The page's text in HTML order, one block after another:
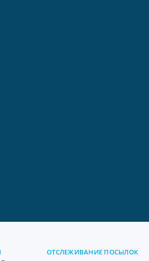
ОТСЛЕЖИВАНИЕ ПОСЫЛОК